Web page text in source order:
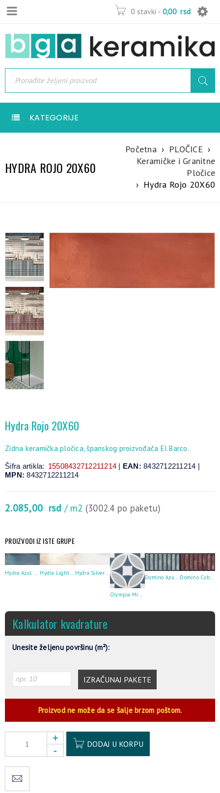
0 stavki - 0,00 rsd
KATEGORIJE
HYDRA ROJO 20X60
Početna › PLOČICE ›
Keramičke i Granitne
Pločice
› Hydra Rojo 20X60
Hydra Rojo 20X60
Zidna keramička pločica, španskog proizvođača El Barco.
Šifra artikla: 15508432712211214 | EAN: 8432712211214 |
MPN: 8432712211214
2.085,00 rsd / m2 (3002.4 po paketu)
PROIZVODI IZ ISTE GRUPE
Hydra Azul 20X60 Hydra Light 20X60 Hydra Silver 20X60
Olympia Mix 20X20
Domino Cobre 15X30
Kalkulator kvadrature
Unesite željenu površinu (m²):
IZRAČUNAJ PAKETE
Proizvod ne može da se šalje brzom poštom.
DODAJ U KORPU